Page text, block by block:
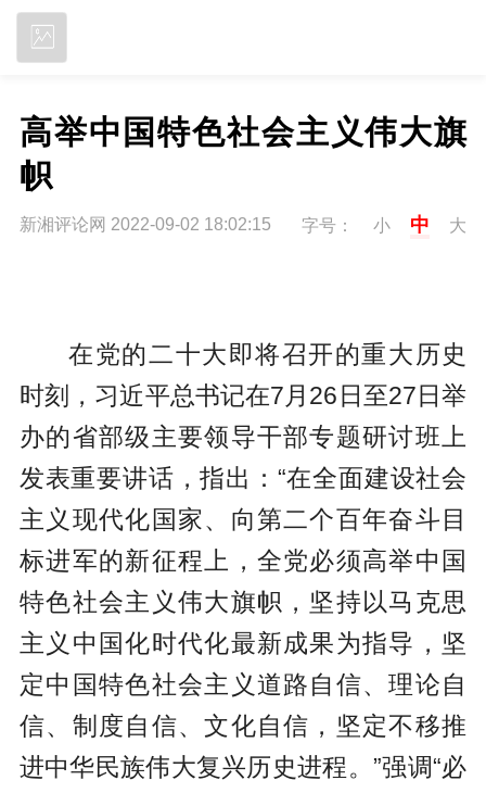
高举中国特色社会主义伟大旗
帜
新湘评论网 2022-09-02 18:02:15 字号： 小 中 大
在党的二十大即将召开的重大历史
时刻，习近平总书记在7月26日至27日举
办的省部级主要领导干部专题研讨班上
发表重要讲话，指出：“在全面建设社会
主义现代化国家、向第二个百年奋斗目
标进军的新征程上，全党必须高举中国
特色社会主义伟大旗帜，坚持以马克思
主义中国化时代化最新成果为指导，坚
定中国特色社会主义道路自信、理论自
信、制度自信、文化自信，坚定不移推
进中华民族伟大复兴历史进程。”强调“必